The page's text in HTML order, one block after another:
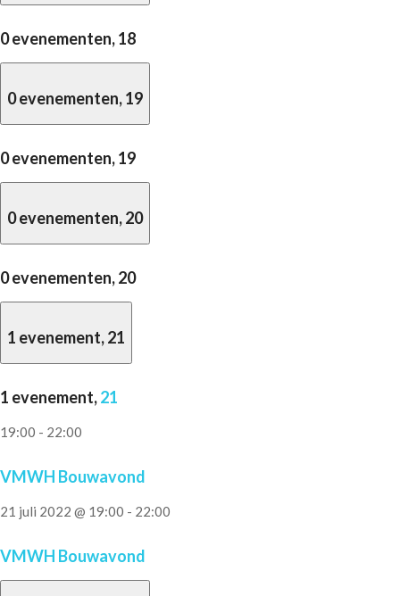
0 evenementen,18
0 evenementen,19
0 evenementen,19
0 evenementen,20
0 evenementen,20
1 evenement,21
1 evenement,21
19:00 - 22:00
VMWH Bouwavond
21 juli 2022 @ 19:00 - 22:00
VMWH Bouwavond